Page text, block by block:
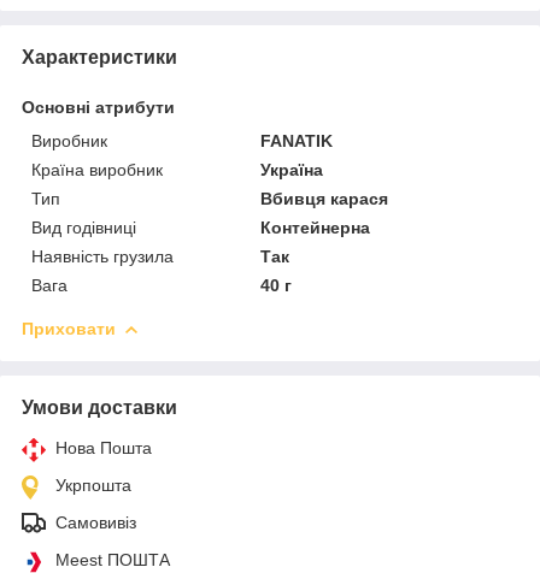
Характеристики
Основні атрибути
Виробник
FANATIK
Країна виробник
Україна
Тип
Вбивця карася
Вид годівниці
Контейнерна
Наявність грузила
Так
Вага
40 г
Приховати
Умови доставки
Нова Пошта
Укрпошта
Самовивіз
Meest ПОШТА